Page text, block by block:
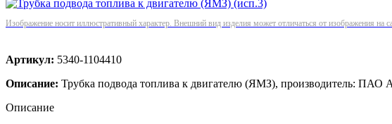
Изображение носит иллюстративный характер. Внешний вид изделия может отличаться от изображения на
Артикул: 5340-1104410
Описание: Трубка подвода топлива к двигателю (ЯМЗ), производитель: ПАО
Описание